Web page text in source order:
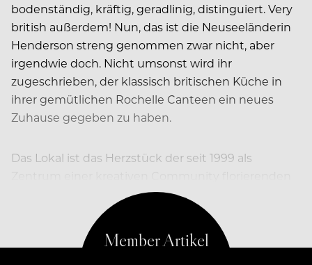
bodenständig, kräftig, geradlinig, distinguiert. Very
british außerdem! Nun, das ist die Neuseeländerin
Henderson streng genommen zwar nicht, aber
irgendwie doch. Nicht umsonst wird ihr
zugeschrieben, der klassisch britischen Küche in
ihrer gemütlichen Rochelle Canteen ein neues
Zuhause gegeben zu haben.
Das Lokal ist das Herzstück der seit 1999 als